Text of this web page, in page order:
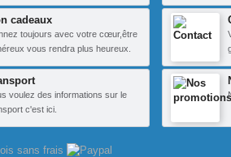
cadeaux
toujours avec votre cœur,être
vous rendra plus heureux.
voulez des informations sur le
c'est ici.